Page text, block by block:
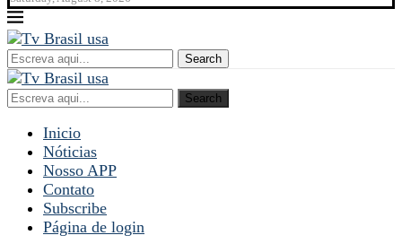
Search
Search
Inicio
Nóticias
Nosso APP
Contato
Subscribe
Página de login